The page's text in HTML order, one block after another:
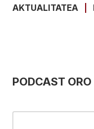
AKTUALITATEA
PODCAST ORO